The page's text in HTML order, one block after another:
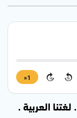
15
15
1×
العربية .